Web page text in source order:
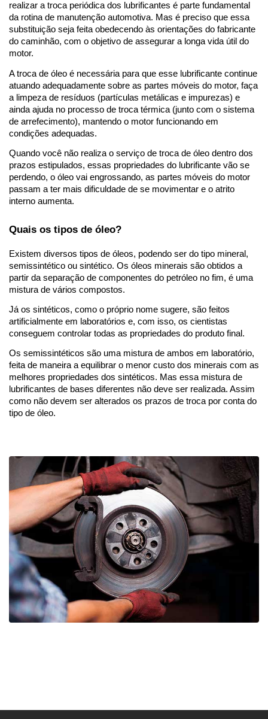
realizar a troca periódica dos lubrificantes é parte fundamental
da rotina de manutenção automotiva. Mas é preciso que essa
substituição seja feita obedecendo às orientações do fabricante
do caminhão, com o objetivo de assegurar a longa vida útil do
motor.
A troca de óleo é necessária para que esse lubrificante continue
atuando adequadamente sobre as partes móveis do motor, faça
a limpeza de resíduos (partículas metálicas e impurezas) e
ainda ajuda no processo de troca térmica (junto com o sistema
de arrefecimento), mantendo o motor funcionando em
condições adequadas.
Quando você não realiza o serviço de troca de óleo dentro dos
prazos estipulados, essas propriedades do lubrificante vão se
perdendo, o óleo vai engrossando, as partes móveis do motor
passam a ter mais dificuldade de se movimentar e o atrito
interno aumenta.
Quais os tipos de óleo?
Existem diversos tipos de óleos, podendo ser do tipo mineral,
semissintético ou sintético. Os óleos minerais são obtidos a
partir da separação de componentes do petróleo no fim, é uma
mistura de vários compostos.
Já os sintéticos, como o próprio nome sugere, são feitos
artificialmente em laboratórios e, com isso, os cientistas
conseguem controlar todas as propriedades do produto final.
Os semissintéticos são uma mistura de ambos em laboratório,
feita de maneira a equilibrar o menor custo dos minerais com as
melhores propriedades dos sintéticos. Mas essa mistura de
lubrificantes de bases diferentes não deve ser realizada. Assim
como não devem ser alterados os prazos de troca por conta do
tipo de óleo.